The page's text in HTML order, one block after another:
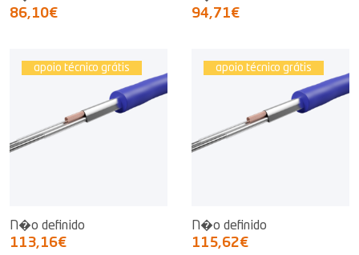
86,10€ 94,71€
apoio técnico grátis
N�o definido
113,16€
apoio técnico grátis
N�o definido
115,62€